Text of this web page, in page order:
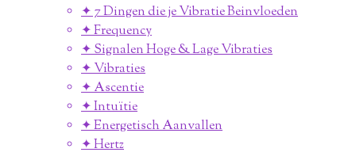
✦ 7 Dingen die je Vibratie Beinvloeden
✦ Frequency
✦ Signalen Hoge & Lage Vibraties
✦ Vibraties
✦ Ascentie
✦ Intuïtie
✦ Energetisch Aanvallen
✦ Hertz